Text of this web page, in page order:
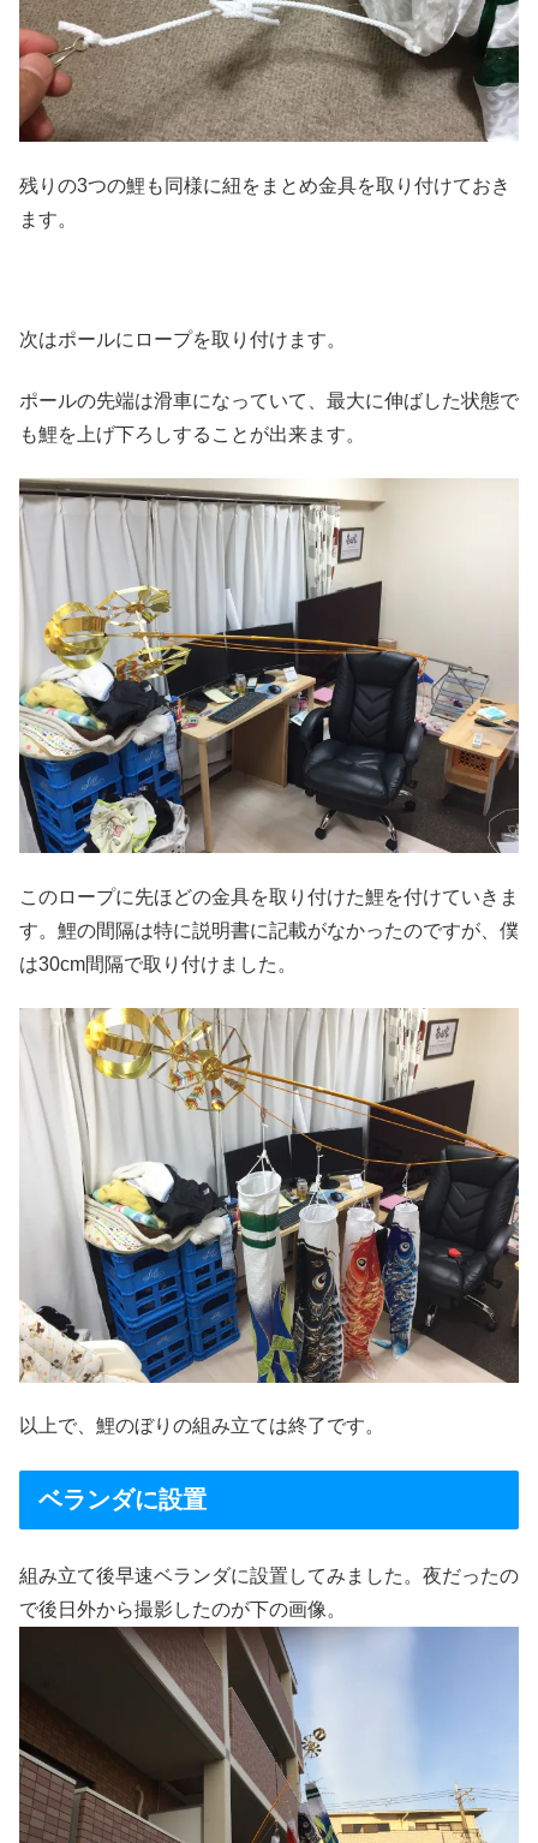
残りの3つの鯉も同様に紐をまとめ金具を取り付けておき
ます。
次はポールにロープを取り付けます。
ポールの先端は滑車になっていて、最大に伸ばした状態で
も鯉を上げ下ろしすることが出来ます。
このロープに先ほどの金具を取り付けた鯉を付けていきま
す。鯉の間隔は特に説明書に記載がなかったのですが、僕
は30cm間隔で取り付けました。
以上で、鯉のぼりの組み立ては終了です。
ベランダに設置
組み立て後早速ベランダに設置してみました。夜だったの
で後日外から撮影したのが下の画像。